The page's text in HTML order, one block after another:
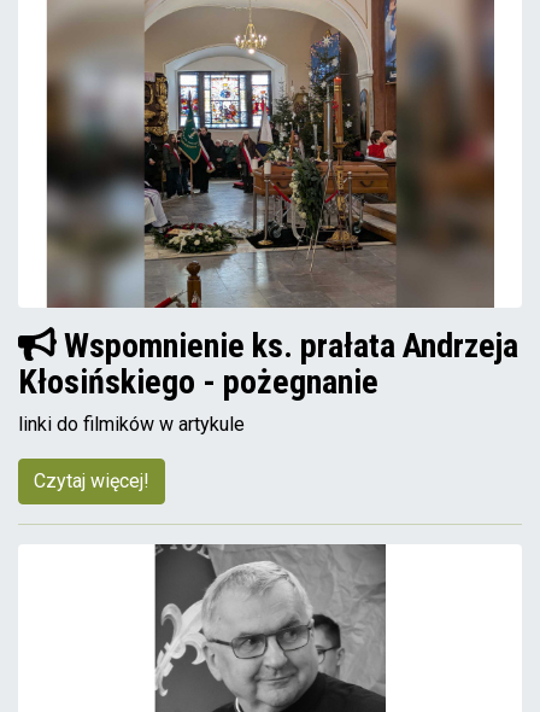
Wspomnienie ks. prałata Andrzeja
Kłosińskiego - pożegnanie
linki do filmików w artykule
Czytaj więcej!